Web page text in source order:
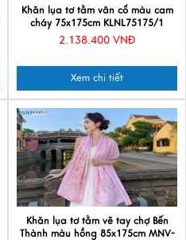
Khăn lụa tơ tằm vân cổ màu cam
cháy 75x175cm KLNL75175/1
2.138.400 VNĐ
Xem chi tiết
Khăn lụa tơ tằm vẽ tay chợ Bến
Thành màu hồng 85x175cm MNV-